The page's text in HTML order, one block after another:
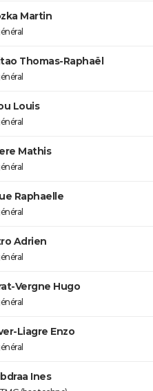
Martin
Thomas-Raphaël
Louis
Mathis
Raphaelle
Adrien
Vergne Hugo
Liagre Enzo
Ines